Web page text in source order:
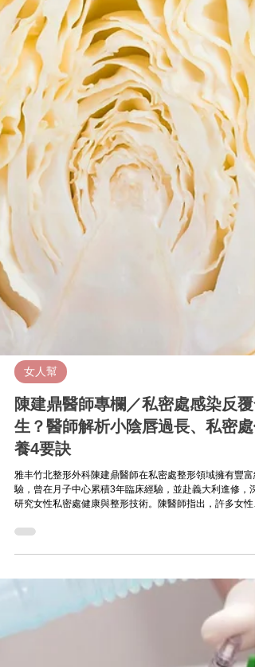
女人幫
陳建鼎醫師專欄／私密處感染反覆
生？醫師解析小陰唇過長、私密處
養4要訣
雅丰竹北整形外科陳建鼎醫師在私密處整形領域擁有豐富
驗，曾在月子中心累積3年臨床經驗，並赴義大利進修，
生產後容易出現私密處反覆感染的問題，小陰唇過長可能
導致外陰感染的潛在因素。以下四大要點，能有效降低私
處感染風險。